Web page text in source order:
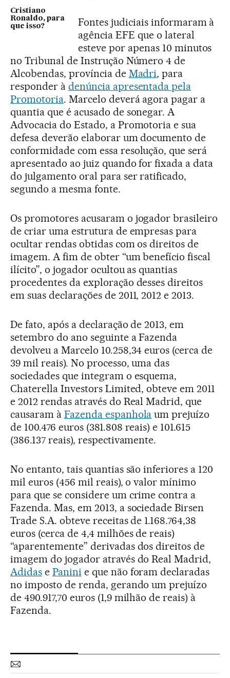
Cristiano
Ronaldo, para
que isso?
Fontes judiciais informaram à
agência EFE que o lateral
esteve por apenas 10 minutos
no Tribunal de Instrução Número 4 de
Alcobendas, província de Madri, para
responder à denúncia apresentada pela
Promotoria. Marcelo deverá agora pagar a
quantia que é acusado de sonegar. A
Advocacia do Estado, a Promotoria e sua
defesa deverão elaborar um documento de
conformidade com essa resolução, que será
apresentado ao juiz quando for fixada a data
do julgamento oral para ser ratificado,
segundo a mesma fonte.
Os promotores acusaram o jogador brasileiro
de criar uma estrutura de empresas para
ocultar rendas obtidas com os direitos de
imagem. A fim de obter “um benefício fiscal
ilícito”, o jogador ocultou as quantias
procedentes da exploração desses direitos
em suas declarações de 2011, 2012 e 2013.
De fato, após a declaração de 2013, em
setembro do ano seguinte a Fazenda
devolveu a Marcelo 10.258,34 euros (cerca de
39 mil reais). No processo, uma das
sociedades que integram o esquema,
Chaterella Investors Limited, obteve em 2011
e 2012 rendas através do Real Madrid, que
causaram à Fazenda espanhola um prejuízo
de 100.476 euros (381.808 reais) e 101.615
(386.137 reais), respectivamente.
No entanto, tais quantias são inferiores a 120
mil euros (456 mil reais), o valor mínimo
para que se considere um crime contra a
Fazenda. Mas, em 2013, a sociedade Birsen
Trade S.A. obteve receitas de 1.168.764,38
euros (cerca de 4,4 milhões de reais)
“aparentemente” derivadas dos direitos de
imagem do jogador através do Real Madrid,
Adidase Panini e que não foram declaradas
no imposto de renda, gerando um prejuízo
de 490.917,70 euros (1,9 milhão de reais) à
Fazenda.